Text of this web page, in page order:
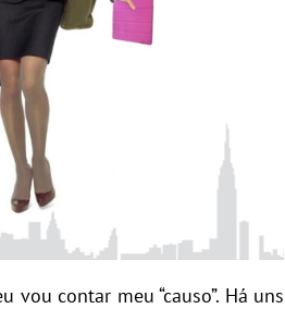
vou contar meu “causo”. Há uns